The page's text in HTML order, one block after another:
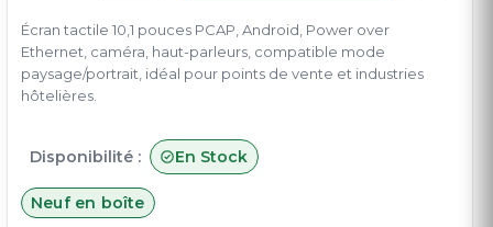
Écran tactile 10,1 pouces PCAP, Android, Power over
Ethernet, caméra, haut-parleurs, compatible mode
paysage/portrait, idéal pour points de vente et industries
hôtelières.
Disponibilité : En Stock
Neuf en boîte